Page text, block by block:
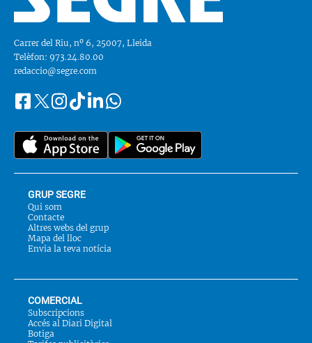
Carrer del Riu, nº 6, 25007, Lleida
Telèfon: 973.24.80.00
redaccio@segre.com
Segueix-
a::
FacebookInstagram
TiktokLinkedinWhatsapp
GRUP SEGRE
Qui som
Contacte
Altres webs del grup
Mapa del lloc
Envia la teva notícia
COMERCIAL
Subscripcions
Accés al Diari Digital
Botiga